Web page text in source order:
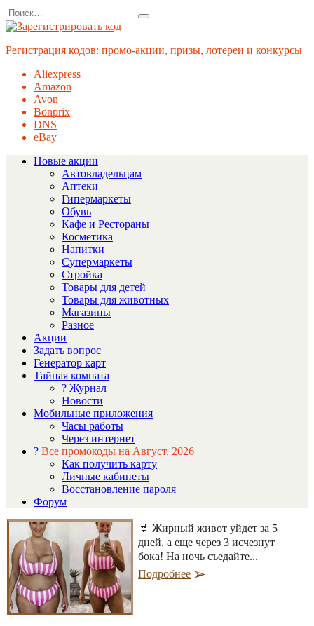
Перейти
к
содержанию
Search
for:
Регистрация кодов: промо-акции, призы, лотереи и конкурсы
Aliexpress
Amazon
Avon
Bonprix
DNS
eBay
Новые акции
Автовладельцам
Аптеки
Гипермаркеты
Обувь
Кафе и Рестораны
Косметика
Напитки
Супермаркеты
Стройка
Товары для детей
Товары для животных
Магазины
Разное
Акции
Задать вопрос
Генератор карт
Тайная комната
? Журнал
Новости
Мобильные приложения
Часы работы
Через интернет
? Все промокоды на Август, 2026
Как получить карту
Личные кабинеты
Восстановление пароля
Форум
👙 Жирный живот уйдет за 5
дней, а еще через 3 исчезнут
бока! На ночь съедайте...
Подробнее